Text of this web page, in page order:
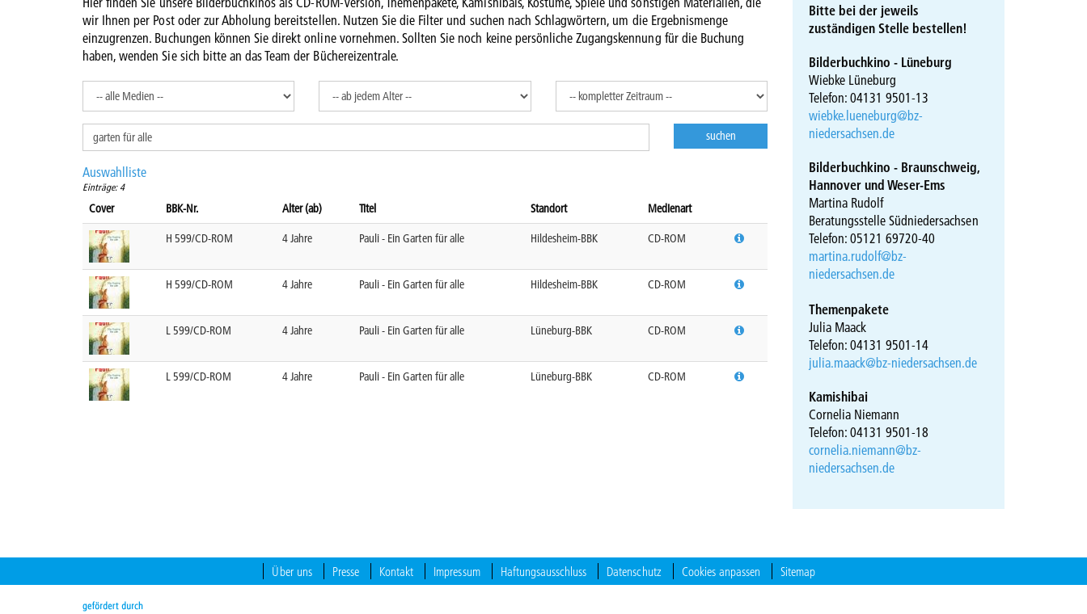
wir Ihnen per Post oder zur Abholung bereitstellen. Nutzen Sie die Filter und suchen nach Schlagwörtern, um die Ergebnismenge
einzugrenzen. Buchungen können Sie direkt online vornehmen. Sollten Sie noch keine persönliche Zugangskennung für die Buchung
haben, wenden Sie sich bitte an das Team der Büchereizentrale.
Auswahlliste
Einträge: 4
Cover BBK-Nr. Alter (ab) Titel Standort Medienart
H 599/CD-ROM 4 Jahre Pauli - Ein Garten für alle Hildesheim-BBK CD-ROM
H 599/CD-ROM 4 Jahre Pauli - Ein Garten für alle Hildesheim-BBK CD-ROM
L 599/CD-ROM 4 Jahre Pauli - Ein Garten für alle Lüneburg-BBK CD-ROM
L 599/CD-ROM 4 Jahre Pauli - Ein Garten für alle Lüneburg-BBK CD-ROM
Bitte bei der jeweils
zuständigen Stelle bestellen!
Bilderbuchkino - Lüneburg
Wiebke Lüneburg
Telefon: 04131 9501-13
wiebke.lueneburg@bz-
niedersachsen.de
Bilderbuchkino - Braunschweig,
Hannover und Weser-Ems
Martina Rudolf
Beratungsstelle Südniedersachsen
Telefon: 05121 69720-40
martina.rudolf@bz-
niedersachsen.de
Themenpakete
Julia Maack
Telefon: 04131 9501-14
julia.maack@bz-niedersachsen.de
Kamishibai
Cornelia Niemann
Telefon: 04131 9501-18
cornelia.niemann@bz-
niedersachsen.de
Über uns Presse Kontakt Impressum Haftungsausschluss Datenschutz Cookies anpassen Sitemap